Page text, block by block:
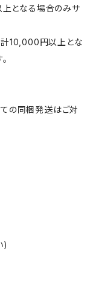
となる場合のみサ
計10,000円以上とな
の同梱発送はご対
)